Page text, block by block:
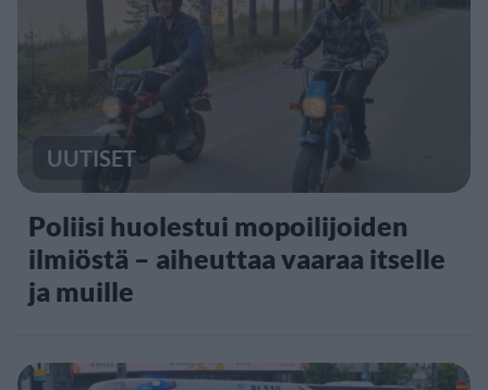
UUTISET
Poliisi huolestui mopoilijoiden
ilmiöstä – aiheuttaa vaaraa itselle
ja muille